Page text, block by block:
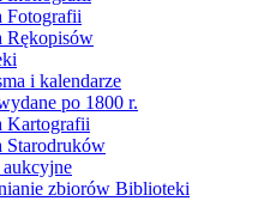
Fotografii
Rękopisów
i kalendarze
po 1800 r.
Kartografii
Starodruków
zbiorów Biblioteki